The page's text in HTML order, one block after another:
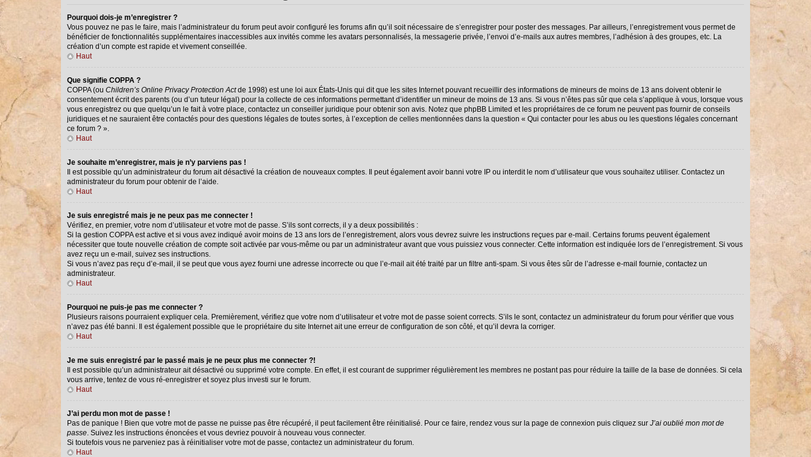
Pourquoi dois-je m’enregistrer ?
Vous pouvez ne pas le faire, mais l’administrateur du forum peut avoir configuré les forums afin qu’il soit nécessaire de s’enregistrer pour poster des messages. Par ailleurs, l’enregistrement vous permet de
bénéficier de fonctionnalités supplémentaires inaccessibles aux invités comme les avatars personnalisés, la messagerie privée, l’envoi d’e-mails aux autres membres, l’adhésion à des groupes, etc. La
création d’un compte est rapide et vivement conseillée.
Haut
Que signifie COPPA ?
COPPA (ou Children’s Online Privacy Protection Actde 1998) est une loi aux États-Unis qui dit que les sites Internet pouvant recueillir des informations de mineurs de moins de 13 ans doivent obtenir le
consentement écrit des parents (ou d’un tuteur légal) pour la collecte de ces informations permettant d’identifier un mineur de moins de 13 ans. Si vous n’êtes pas sûr que cela s’applique à vous, lorsque vous
vous enregistrez ou que quelqu’un le fait à votre place, contactez un conseiller juridique pour obtenir son avis. Notez que phpBB Limited et les propriétaires de ce forum ne peuvent pas fournir de conseils
juridiques et ne sauraient être contactés pour des questions légales de toutes sortes, à l’exception de celles mentionnées dans la question « Qui contacter pour les abus ou les questions légales concernant
ce forum ? ».
Haut
Je souhaite m’enregistrer, mais je n’y parviens pas !
Il est possible qu’un administrateur du forum ait désactivé la création de nouveaux comptes. Il peut également avoir banni votre IP ou interdit le nom d’utilisateur que vous souhaitez utiliser. Contactez un
administrateur du forum pour obtenir de l’aide.
Haut
Je suis enregistré mais je ne peux pas me connecter !
Vérifiez, en premier, votre nom d’utilisateur et votre mot de passe. S’ils sont corrects, il y a deux possibilités :
Si la gestion COPPA est active et si vous avez indiqué avoir moins de 13 ans lors de l’enregistrement, alors vous devrez suivre les instructions reçues par e-mail. Certains forums peuvent également
nécessiter que toute nouvelle création de compte soit activée par vous-même ou par un administrateur avant que vous puissiez vous connecter. Cette information est indiquée lors de l’enregistrement. Si vous
avez reçu un e-mail, suivez ses instructions.
Si vous n’avez pas reçu d’e-mail, il se peut que vous ayez fourni une adresse incorrecte ou que l’e-mail ait été traité par un filtre anti-spam. Si vous êtes sûr de l’adresse e-mail fournie, contactez un
administrateur.
Haut
Pourquoi ne puis-je pas me connecter ?
Plusieurs raisons pourraient expliquer cela. Premièrement, vérifiez que votre nom d’utilisateur et votre mot de passe soient corrects. S’ils le sont, contactez un administrateur du forum pour vérifier que vous
n’avez pas été banni. Il est également possible que le propriétaire du site Internet ait une erreur de configuration de son côté, et qu’il devra la corriger.
Haut
Je me suis enregistré par le passé mais je ne peux plus me connecter ?!
Il est possible qu’un administrateur ait désactivé ou supprimé votre compte. En effet, il est courant de supprimer régulièrement les membres ne postant pas pour réduire la taille de la base de données. Si cela
vous arrive, tentez de vous ré-enregistrer et soyez plus investi sur le forum.
Haut
J’ai perdu mon mot de passe !
Pas de panique ! Bien que votre mot de passe ne puisse pas être récupéré, il peut facilement être réinitialisé. Pour ce faire, rendez vous sur la page de connexion puis cliquez sur J’ai oublié mon mot de
passe. Suivez les instructions énoncées et vous devriez pouvoir à nouveau vous connecter.
Si toutefois vous ne parveniez pas à réinitialiser votre mot de passe, contactez un administrateur du forum.
Haut